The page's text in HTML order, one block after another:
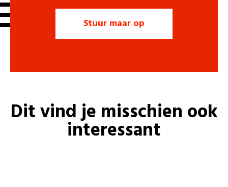
Dit vind je misschien ook
interessant